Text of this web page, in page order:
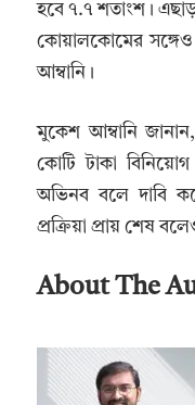
হবে ৭.৭ শতাংশ।
কোয়ালকোমের
আম্বানি।
মুকেশ আম্বানি
কোটি টাকা
অভিনব বলে দাবি
প্রক্রিয়া প্রায় শেষ
About The